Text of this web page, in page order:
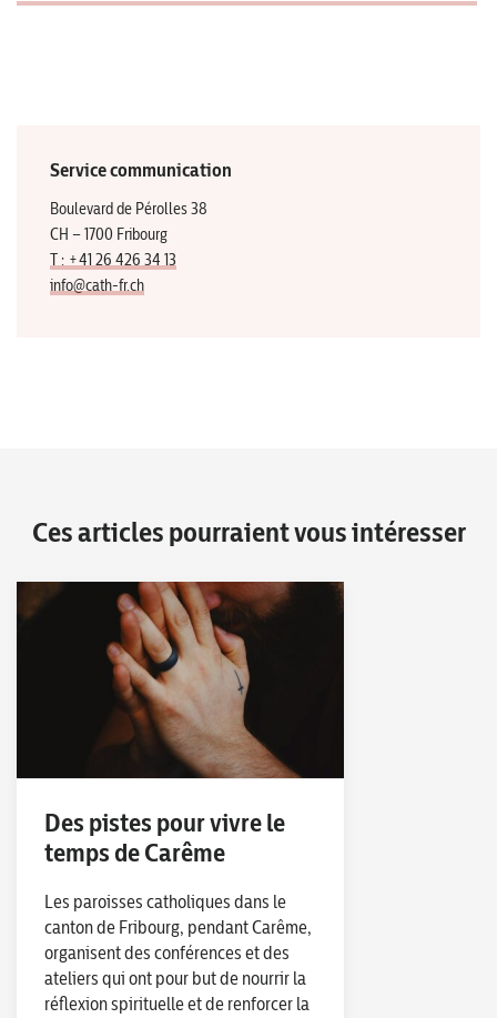
Service communication
Boulevard de Pérolles 38
CH – 1700 Fribourg
T : +41 26 426 34 13
info@cath-fr.ch
Ces articles pourraient vous intéresser
Des pistes pour vivre le
temps de Carême
Les paroisses catholiques dans le
canton de Fribourg, pendant Carême,
organisent des conférences et des
ateliers qui ont pour but de nourrir la
réflexion spirituelle et de renforcer la